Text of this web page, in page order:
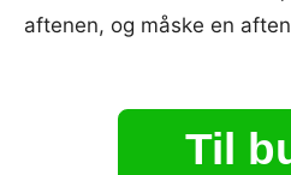
aftenen, og måske en
Til